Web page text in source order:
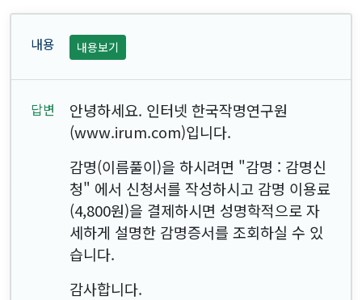
내용보기
안녕하세요. 인터넷 한국작명연구원
(www.irum.com)입니다.
감명(이름풀이)을 하시려면 "감명 : 감명신
청" 에서 신청서를 작성하시고 감명 이용료
(4,800원)을 결제하시면 성명학적으로 자
세하게 설명한 감명증서를 조회하실 수 있
습니다.
감사합니다.